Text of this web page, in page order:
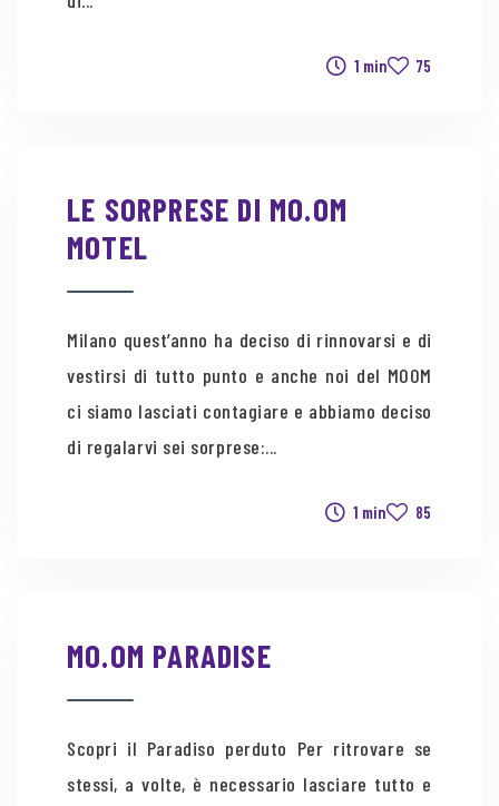
75
1 min
LE SORPRESE DI MO.OM
MOTEL
Milano quest’anno ha deciso di rinnovarsi e di
vestirsi di tutto punto e anche noi del MOOM
ci siamo lasciati contagiare e abbiamo deciso
di regalarvi sei sorprese:...
85
1 min
MO.OM PARADISE
Scopri il Paradiso perduto Per ritrovare se
stessi, a volte, è necessario lasciare tutto e